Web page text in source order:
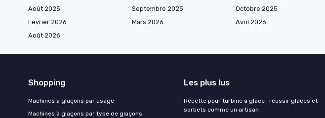
Août 2025
Septembre 2025 Octobre 2025
Février 2026
Mars 2026 Avril 2026
Août 2026
Shopping
Machines à glaçons par usage
Machines à glaçons par type de glaçons
Les plus lus
Recette pour turbine à glace : réussir glaces et
sorbets comme un artisan